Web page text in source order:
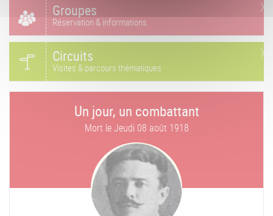
Groupes
Réservation & informations
Circuits
Visites & parcours thématiques
Un jour, un combattant
Mort leJeudi 08 août 1918